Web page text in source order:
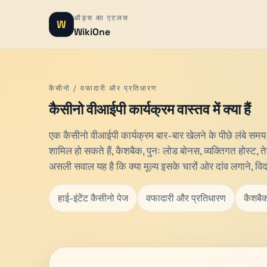
W ऑड्स का एटलस
WikiOne
कैसीनो / ​​वफादारी और प्रतिधारण
कैसीनो वीआईपी कार्यक्रम वास्तव में क्या हैं
एक कैसीनो वीआईपी कार्यक्रम बार-बार खेलने के पीछे लंबे
शामिल हो सकते हैं, कैशबैक, पुनः लोड बोनस, व्यक्तिगत
असली सवाल यह है कि क्या मूल्य इसके चारों ओर दांव लगाने,
हाई-इंटेंट कैसीनो पेज वफादारी और प्रतिधारण कैशबैक